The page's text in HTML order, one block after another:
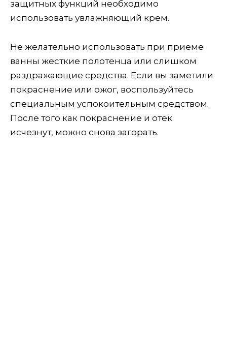
защитных функций необходимо
использовать увлажняющий крем.
Не желательно использовать при приеме
ванны жесткие полотенца или слишком
раздражающие средства. Если вы заметили
покраснение или ожог, воспользуйтесь
специальным успокоительным средством.
После того как покраснение и отек
исчезнут, можно снова загорать.